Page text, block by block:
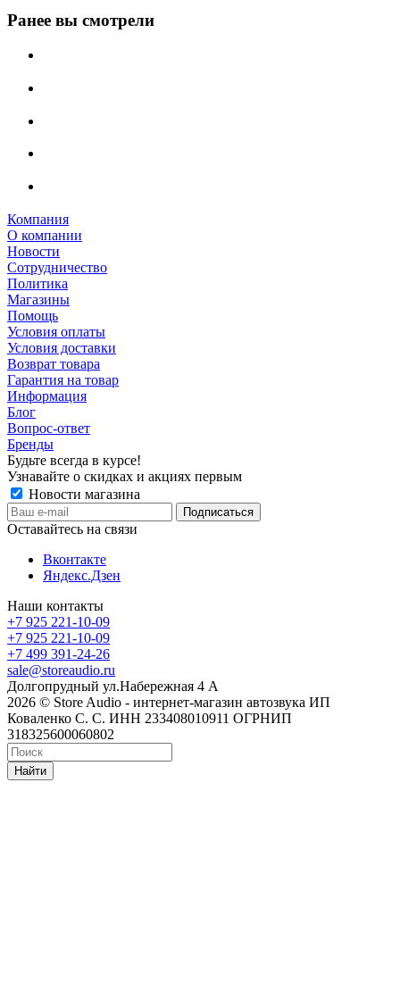
Ранее вы смотрели
Компания
О компании
Новости
Сотрудничество
Политика
Магазины
Помощь
Условия оплаты
Условия доставки
Возврат товара
Гарантия на товар
Информация
Блог
Вопрос-ответ
Бренды
Будьте всегда в курсе!
Узнавайте о скидках и акциях первым
Новости магазина
Оставайтесь на связи
Вконтакте
Яндекс.Дзен
Наши контакты
+7 925 221-10-09
+7 925 221-10-09
+7 499 391-24-26
sale@storeaudio.ru
Долгопрудный ул.Набережная 4 А
2026 © Store Audio - интернет-магазин автозвука ИП
Коваленко С. С. ИНН 233408010911 ОГРНИП
318325600060802
Найти